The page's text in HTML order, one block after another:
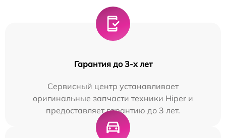
Гарантия до 3-х лет
Сервисный центр устанавливает
оригинальные запчасти техники Hiper и
предоставляет гарантию до 3 лет.